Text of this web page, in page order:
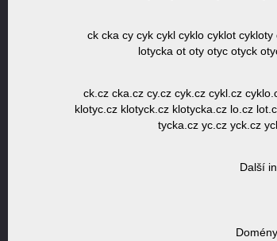
ck cka cy cyk cykl cyklo cyklot
lotycka ot oty otyc otyck
ck.cz cka.cz cy.cz cyk.cz cykl.cz
klotyc.cz klotyck.cz klotycka.cz lo.cz
tycka.cz yc.cz yck.cz
Další